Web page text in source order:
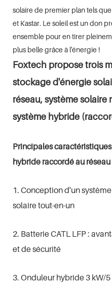
solaire de premier plan tels
et Kastar. Le soleil est un don
ensemble pour en tirer
plus belle grâce à l'énergie !
Foxtech propose trois
stockage d'énergie
réseau, système
système hybride
Principales
hybride raccordé au
1. Conception d'un
solaire tout-en-un
2. Batterie CATL LFP :
et de sécurité
3. Onduleur hybride 3 kW/